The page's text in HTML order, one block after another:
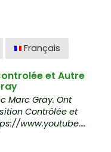
Français
et Autre
Marc Gray. Ont
Contrôlée et
www.youtube....